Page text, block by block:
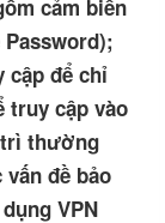
cảm biến
cập để chỉ
truy cập vào
trì thường
đề bảo
VPN